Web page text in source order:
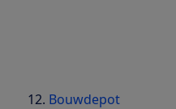
Bouwdepot